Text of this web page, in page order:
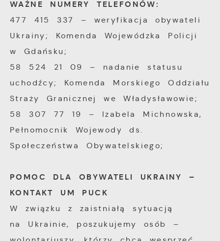
WAŻNE NUMERY TELEFONÓW:
477 415 337 – weryfikacja obywateli
Ukrainy; Komenda Wojewódzka Policji
w Gdańsku;
58 524 21 09 – nadanie statusu
uchodźcy; Komenda Morskiego Oddziału
Straży Granicznej we Władysławowie;
58 307 77 19 – Izabela Michnowska,
Pełnomocnik Wojewody ds.
Społeczeństwa Obywatelskiego;
POMOC DLA OBYWATELI UKRAINY –
KONTAKT UM PUCK
W związku z zaistniałą sytuacją
na Ukrainie, poszukujemy osób –